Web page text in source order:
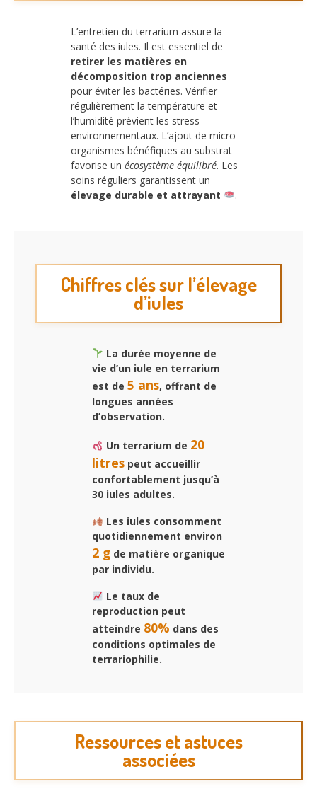
L’entretien du terrarium assure la
santé des iules. Il est essentiel de
retirer les matières en
décomposition trop anciennes
pour éviter les bactéries. Vérifier
régulièrement la température et
l’humidité prévient les stress
environnementaux. L’ajout de micro-
organismes bénéfiques au substrat
favorise un écosystème équilibré. Les
soins réguliers garantissent un
élevage durable et attrayant
.
Chiffres clés sur l’élevage
d’iules
La durée moyenne de
vie d’un iule en terrarium
est de 5 ans, offrant de
longues années
d’observation.
Un terrarium de 20
litres peut accueillir
confortablement jusqu’à
30 iules adultes.
Les iules consomment
quotidiennement environ
2 g de matière organique
par individu.
Le taux de
reproduction peut
atteindre 80% dans des
conditions optimales de
terrariophilie.
Ressources et astuces
associées